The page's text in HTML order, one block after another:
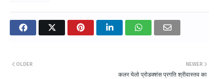
NEWER
कलर येलो प्रोडक्शंस प्रगति श्रीवास्तव का
OLDER